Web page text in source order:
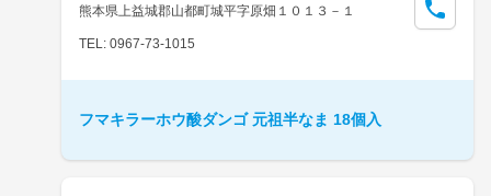
熊本県上益城郡山都町城平字原畑１０１３－１
TEL: 0967-73-1015
フマキラーホウ酸ダンゴ 元祖半なま 18個入